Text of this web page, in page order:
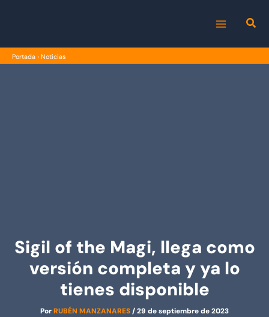
MENU
Portada › Noticias
Sigil of the Magi, llega como
versión completa y ya lo
tienes disponible
PorRUBÉN MANZANARES/29 de septiembre de 2023